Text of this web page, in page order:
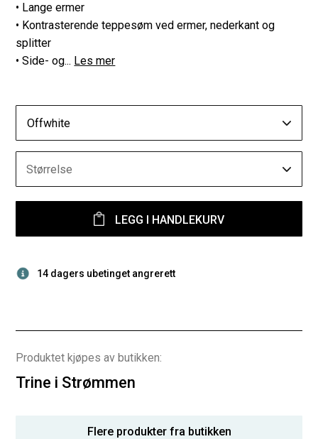
• Lange ermer
• Kontrasterende teppesøm ved ermer, nederkant og
splitter
• Side- og... Les mer
Offwhite
Størrelse
LEGG I HANDLEKURV
14 dagers ubetinget angrerett
Produktet kjøpes av butikken:
Trine i Strømmen
Flere produkter fra butikken